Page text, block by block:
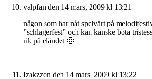
valpfan den 14 mars, 2009 kl 13:21
någon som har nåt spelvärt på
”schlagerfest” och kan kanske bota
rik på eländet 🙂
Izakzzon den 14 mars, 2009 kl 13:22